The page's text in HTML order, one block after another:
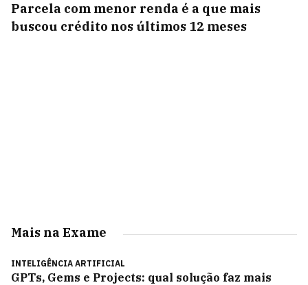
Parcela com menor renda é a que mais
buscou crédito nos últimos 12 meses
Mais na Exame
INTELIGÊNCIA ARTIFICIAL
GPTs, Gems e Projects: qual solução faz mais